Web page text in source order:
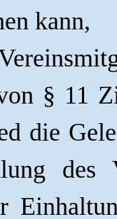
kann,
§ 11
die
des